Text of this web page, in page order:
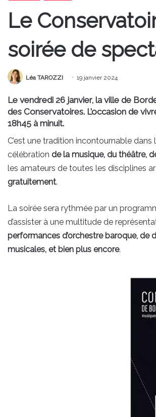
Le
soirée de
Léa TAROZZI 19 janvier 2024
Le vendredi 26 janvier, la ville de
des Conservatoires. L’occasion de
18h45 à minuit.
C’est une tradition incontournable
célébration de la musique, du théâtre,
les amateurs de toutes les disciplines
gratuitement.
La soirée sera rythmée par un
d’assister à une multitude de
performances d’orchestre baroque, de
musicales, et bien plus encore.